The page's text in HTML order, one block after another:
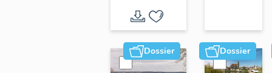
Dossier Dossier